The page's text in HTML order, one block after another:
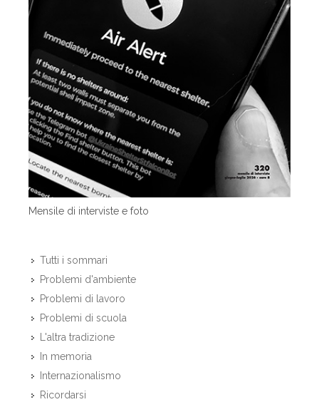
Mensile di interviste e foto
Tutti i sommari
Problemi d'ambiente
Problemi di lavoro
Problemi di scuola
L'altra tradizione
In memoria
Internazionalismo
Ricordarsi